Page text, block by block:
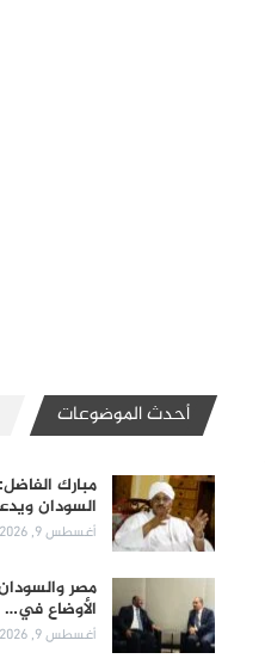
أحدث الموضوعات
مبارك
السودان
أغسطس 9, 2026
مصر
الأوضاع في…
أغسطس 9, 2026